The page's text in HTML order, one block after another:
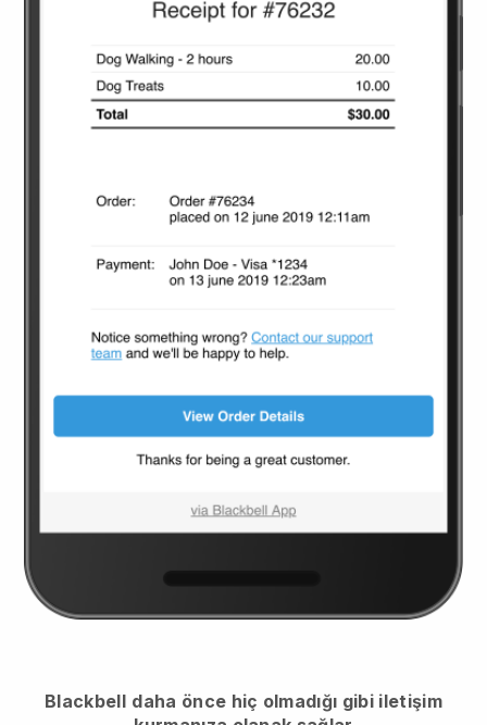
Blackbell daha önce hiç olmadığı gibi iletişim